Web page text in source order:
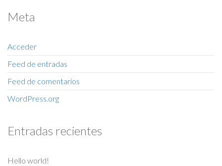
Meta
Acceder
Feed de entradas
Feed de comentarios
WordPress.org
Entradas recientes
Hello world!